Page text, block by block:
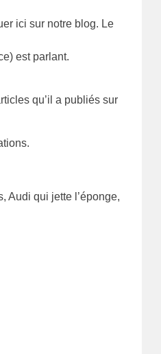
ici sur notre blog. Le
est parlant.
qu’il a publiés sur
Audi qui jette l’éponge,